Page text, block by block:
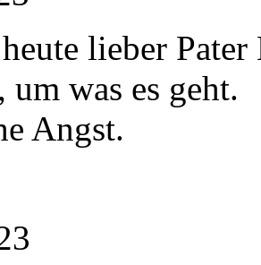
lieber Pater
was es geht.
Angst.